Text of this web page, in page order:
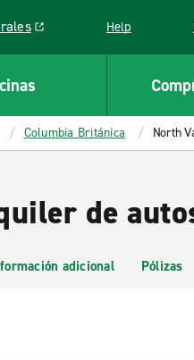
Help
Columbia Británica North
de
adicional Pólizas